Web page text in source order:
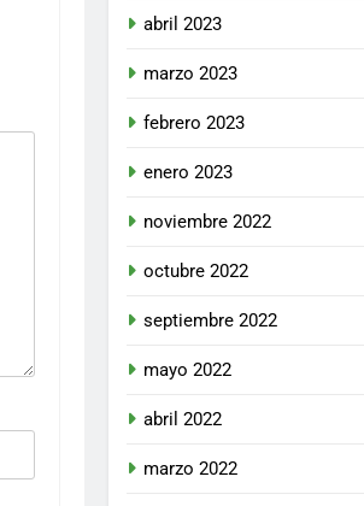
abril 2023
marzo 2023
febrero 2023
enero 2023
noviembre 2022
octubre 2022
septiembre 2022
mayo 2022
abril 2022
marzo 2022